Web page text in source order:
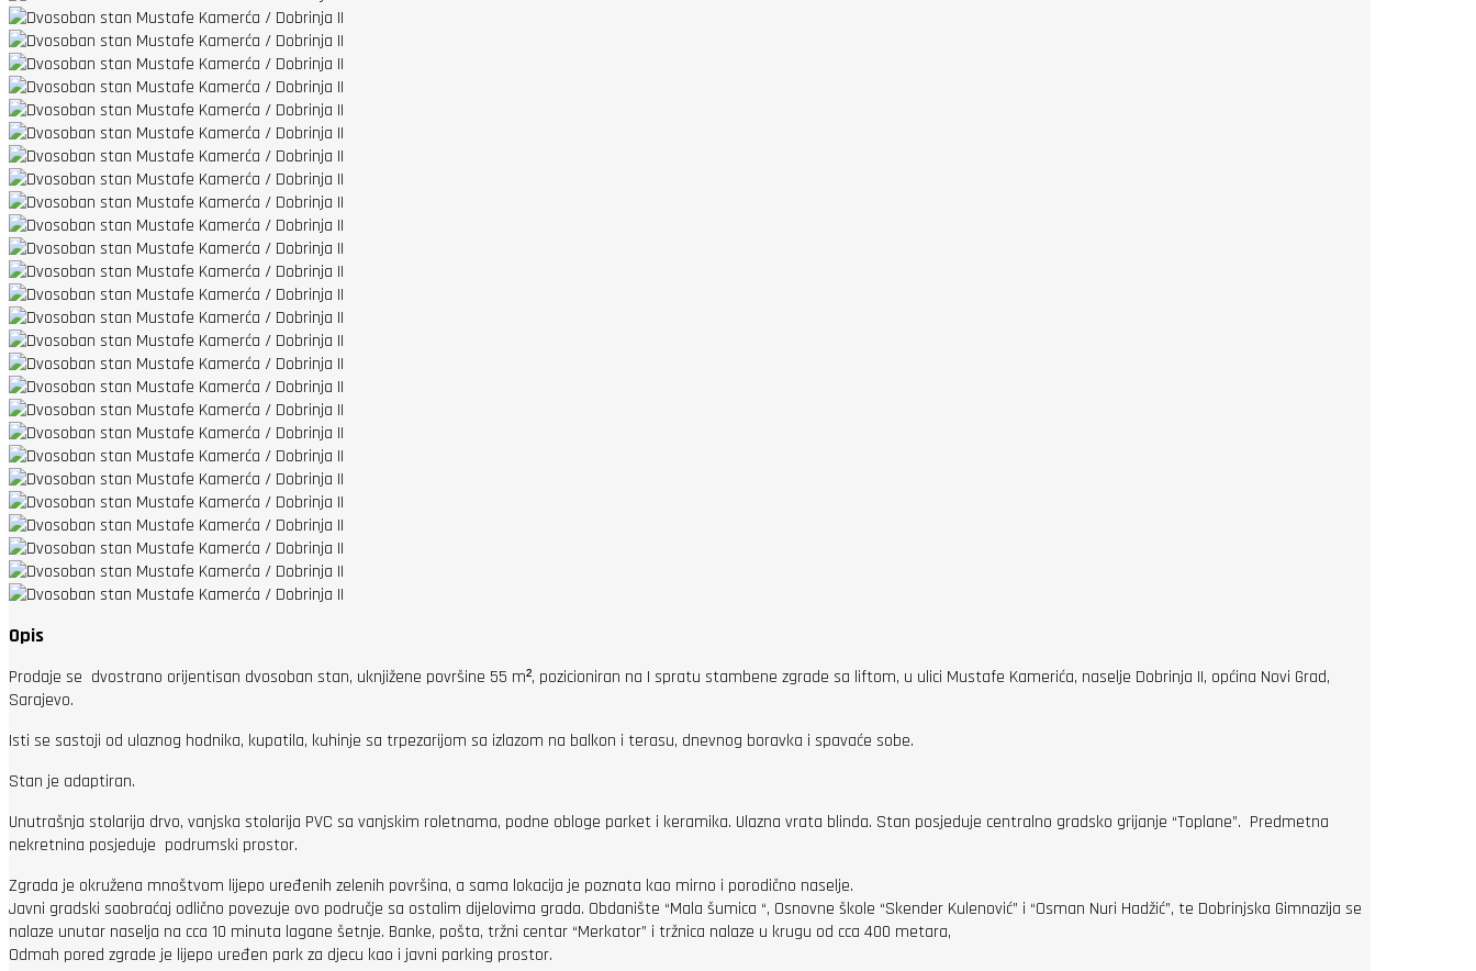
Opis
Prodaje se dvostrano orijentisan dvosoban stan, uknjižene površine 55 m², pozicioniran na I spratu stambene zgrade sa liftom, u ulici Mustafe Kamerića, naselje Dobrinja II, općina Novi Grad,
Sarajevo.
Isti se sastoji od ulaznog hodnika, kupatila, kuhinje sa trpezarijom sa izlazom na balkon i terasu, dnevnog boravka i spavaće sobe.
Stan je adaptiran.
Unutrašnja stolarija drvo, vanjska stolarija PVC sa vanjskim roletnama, podne obloge parket i keramika. Ulazna vrata blinda. Stan posjeduje centralno gradsko grijanje “Toplane”. Predmetna
nekretnina posjeduje podrumski prostor.
Zgrada je okružena mnoštvom lijepo uređenih zelenih površina, a sama lokacija je poznata kao mirno i porodično naselje.
Javni gradski saobraćaj odlično povezuje ovo područje sa ostalim dijelovima grada. Obdanište “Mala šumica “, Osnovne škole “Skender Kulenović” i “Osman Nuri Hadžić”, te Dobrinjska Gimnazija se
nalaze unutar naselja na cca 10 minuta lagane šetnje. Banke, pošta, tržni centar “Merkator” i tržnica nalaze u krugu od cca 400 metara,
Odmah pored zgrade je lijepo uređen park za djecu kao i javni parking prostor.